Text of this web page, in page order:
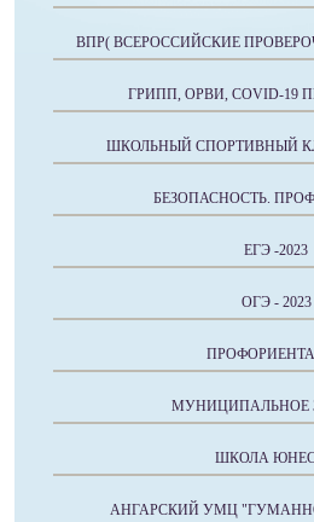
ВПР( ВСЕРОССИЙСКИЕ
ГРИПП, ОРВИ, COVID-19
ШКОЛЬНЫЙ СПОРТИВНЫЙ
БЕЗОПАСНОСТЬ.
ЕГЭ -2023
ОГЭ - 2023
МУНИЦИПАЛЬНОЕ
ШКОЛА
АНГАРСКИЙ УМЦ